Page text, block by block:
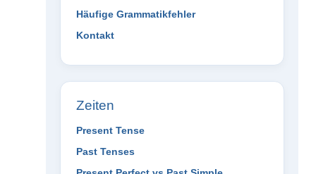
Häufige Grammatikfehler
Kontakt
Zeiten
Present Tense
Past Tenses